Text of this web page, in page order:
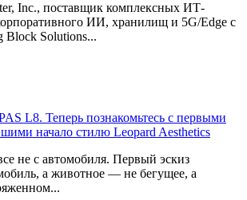
Inc., поставщик комплексных ИТ-
ИИ, хранилищ и 5G/Edge с
Block Solutions...
L8. Теперь познакомьтесь с первыми
начало стилю Leopard Aesthetics
не с автомобиля. Первый эскиз
а животное — не бегущее, а